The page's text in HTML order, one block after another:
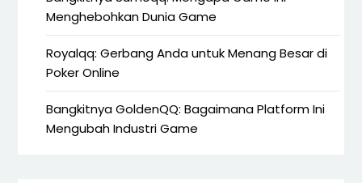
Menghebohkan Dunia Game
Royalqq: Gerbang Anda untuk Menang Besar di
Poker Online
Bangkitnya GoldenQQ: Bagaimana Platform Ini
Mengubah Industri Game